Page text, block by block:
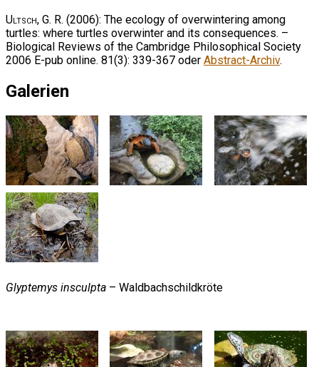
Ultsch, G. R. (2006): The ecology of overwintering among
turtles: where turtles overwinter and its consequences. –
Biological Reviews of the Cambridge Philosophical Society
2006 E-pub online. 81(3): 339-367 oder Abstract-Archiv.
Galerien
Glyptemys insculpta – Waldbachschildkröte